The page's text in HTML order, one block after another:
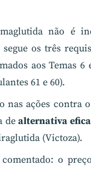
não é
os três
aos Temas 6
61 e 60).
nas ações contra
dealternativa
(Victoza).
o